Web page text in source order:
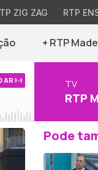
ZIG ZAG RTP
+ RTP
AR TV
RTP
Pode